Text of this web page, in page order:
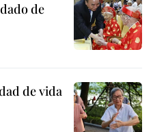
de
de vida